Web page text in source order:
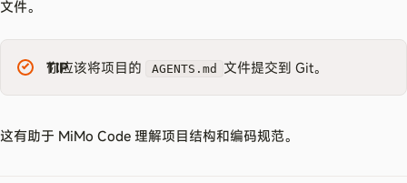
文件。
TIP
你应该将项目的 AGENTS.md 文件提交到 Git。
这有助于 MiMo Code 理解项目结构和编码规范。